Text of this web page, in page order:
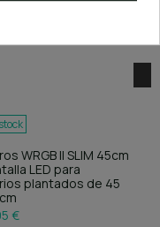
WRGB II SLIM 45cm
LED para
plantados de 45
€